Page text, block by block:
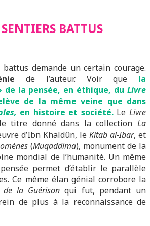
BATTUS
demande un certain courage.
de l’auteur. Voir que
la
la pensée, en éthique, du Livre
de la même veine que dans
en histoire et société.LeLivre
titre donné dans la collectionLa
d’Ibn Khaldûn, le Kitab al-Ibar, et
(Muqaddima), monument de la
mondial de l’humanité. Un même
permet d’établir le parallèle
Ce même élan génial corrobore la
de la Guérison qui fut, pendant un
de plus à la reconnaissance de